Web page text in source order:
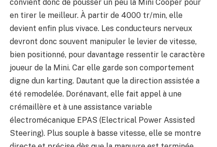
convient donc de pousser un peu la Mini Cooper pour
en tirer le meilleur. À partir de 4000 tr/min, elle
devient enfin plus vivace. Les conducteurs nerveux
devront donc souvent manipuler le levier de vitesse,
bien positionné, pour davantage ressentir le caractère
joueur de la Mini. Car elle garde son comportement
digne dun karting. Dautant que la direction assistée a
été remodelée. Dorénavant, elle fait appel à une
crémaillère et à une assistance variable
électromécanique EPAS (Electrical Power Assisted
Steering). Plus souple à basse vitesse, elle se montre